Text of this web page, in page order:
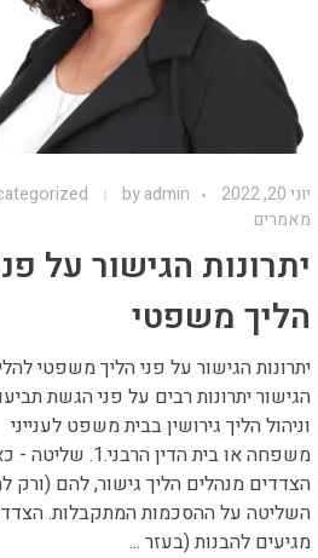
יוני 20, 2022 byadmin
מאמרים
יתרונות הגישור על
הליך משפטי
יתרונות הגישור על פני הליך משפטי
הגישור יתרונות רבים על פני הגשת
וניהול הליך גירושין בבית משפט לענייני
משפחה או בית הדין הרבני.1.
הצדדים מנהלים הליך גישור, להם (ורק
השליטה על ההסכמות המתקבלות.
מגיעים להבנות (בעזר ...